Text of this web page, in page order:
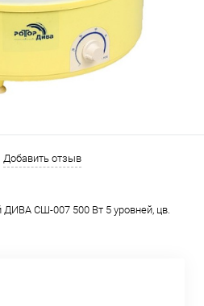
Добавить отзыв
СШ-007 500 Вт 5 уровней, цв.